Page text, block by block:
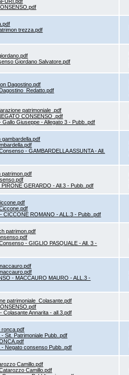
trezza.pdf
Giordano Salvatore.pdf
Dagostino.pdf
patrimoniale .pdf
CONSENSO .pdf
Gallo Giuseppe - Allegato 3 - Pubb..pdf
gambardella.pdf
- GAMBARDELLA ASSUNTA - All.
patrimon.pdf
GERARDO - All.3 - Pubb..pdf
CICCONE ROMANO - ALL.3 - Pubb..pdf
patrimon.pdf
- GIGLIO PASQUALE - All. 3 -
- MACCAURO MAURO - ALL.3 -
patrimoniale_Colasante.pdf
Colasante Annarita - all.3.pdf
ronca.pdf
Sit. Patrimoniale Pubb..pdf
- Negato consenso Pubb..pdf
Camillo.pdf
Camillo.pdf